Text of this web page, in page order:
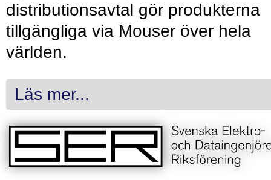
distributionsavtal gör produkterna
tillgängliga via Mouser över hela
världen.
Läs mer...